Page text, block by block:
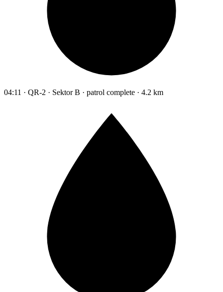
04:11 · QR-2 · Sektor B · patrol complete · 4.2 km